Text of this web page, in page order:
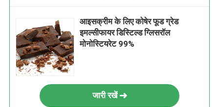
आइसक्रीम के लिए कोषेर फूड ग्रेड
इमल्सीफायर डिस्टिल्ड ग्लिसरॉल
मोनोस्टियरेट 99%
जारी रखें